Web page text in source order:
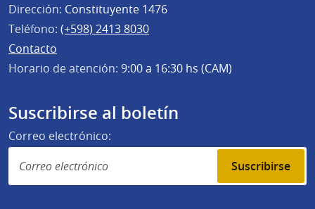
Dirección: Constituyente 1476
Teléfono: (+598) 2413 8030
Contacto
Horario de atención: 9:00 a 16:30 hs (CAM)
Suscribirse al boletín
Correo electrónico:
Suscribirse